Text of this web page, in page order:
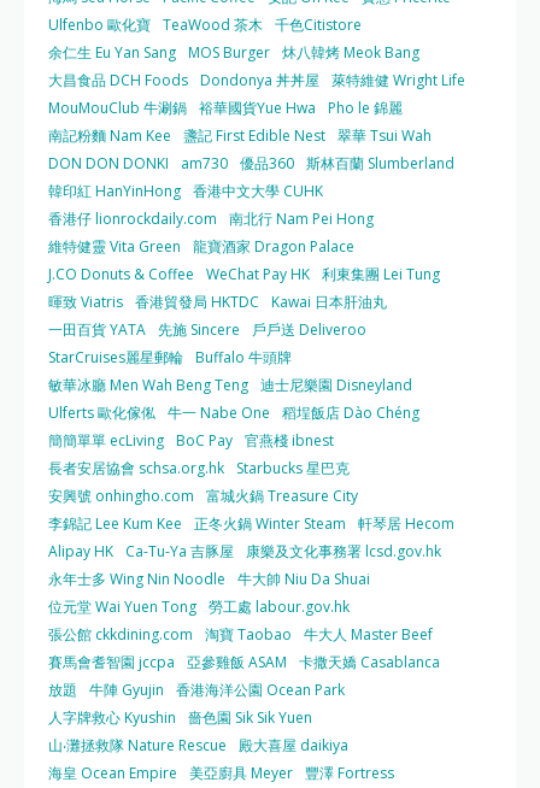
Ulfenbo 歐化寶 TeaWood 茶木 千色Citistore
余仁生 Eu Yan Sang MOS Burger 炑八韓烤 Meok Bang
大昌食品 DCH Foods Dondonya 丼丼屋
萊特維健 Wright Life
MouMouClub 牛涮鍋 裕華國貨Yue Hwa
Pho le 錦麗
南記粉麵 Nam Kee
盞記 First Edible Nest 翠華 Tsui Wah
DON DON DONKI
am730 優品360 斯林百蘭 Slumberland
韓印紅 HanYinHong 香港中文大學 CUHK
香港仔 lionrockdaily.com
南北行 Nam Pei Hong
維特健靈 Vita Green
龍寶酒家 Dragon Palace
J.CO Donuts & Coffee
WeChat Pay HK 利東集團 Lei Tung
暉致 Viatris 香港貿發局 HKTDC
Kawai 日本肝油丸
一田百貨 YATA 先施 Sincere
戶戶送 Deliveroo
StarCruises麗星郵輪 Buffalo 牛頭牌
敏華冰廳 Men Wah Beng Teng 迪士尼樂園 Disneyland
Ulferts 歐化傢俬 牛一 Nabe One
稻埕飯店 Dào Chéng
簡簡單單 ecLiving BoC Pay 官燕棧 ibnest
長者安居協會 schsa.org.hk
Starbucks 星巴克
安興號 onhingho.com
富城火鍋 Treasure City
李錦記 Lee Kum Kee
正冬火鍋 Winter Steam
軒琴居 Hecom
Alipay HK
Ca-Tu-Ya 吉豚屋
康樂及文化事務署 lcsd.gov.hk
永年士多 Wing Nin Noodle
牛大帥 Niu Da Shuai
位元堂 Wai Yuen Tong 勞工處 labour.gov.hk
張公館 ckkdining.com
淘寶 Taobao
牛大人 Master Beef
賽馬會耆智園 jccpa
亞參雞飯 ASAM
卡撒天嬌 Casablanca
放題
牛陣 Gyujin
香港海洋公園 Ocean Park
人字牌救心 Kyushin
嗇色園 Sik Sik Yuen
山‧灘拯救隊 Nature Rescue
殿大喜屋 daikiya
海皇 Ocean Empire
美亞廚具 Meyer 豐澤 Fortress